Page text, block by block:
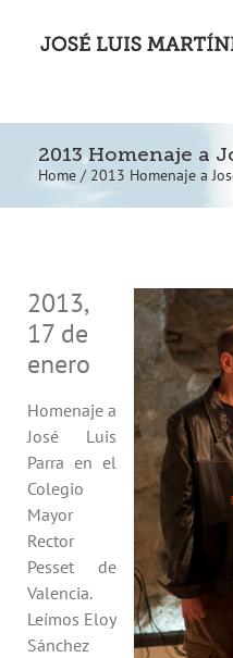
2013 Homenaje a
Home / 2013 Homenaje a
2013,
17 de
enero
Homenaje a
José Luis
Parra en el
Colegio
Mayor
Rector
Pesset de
Valencia.
Leímos Eloy
Sánchez